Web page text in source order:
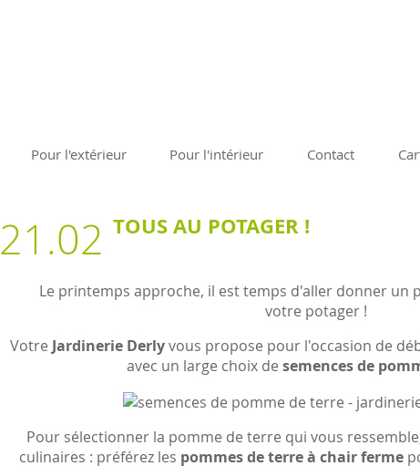
Pour l'extérieur Pour l'intérieur Contact
21.02 TOUS AU POTAGER !
Le printemps approche, il est temps d'aller donner un
votre potager !
Votre Jardinerie Derlyvous propose pour l'occasion de
avec un large choix desemences de
Pour sélectionner la pomme de terre qui vous
culinaires : préférez les pommes de terre à chair ferme